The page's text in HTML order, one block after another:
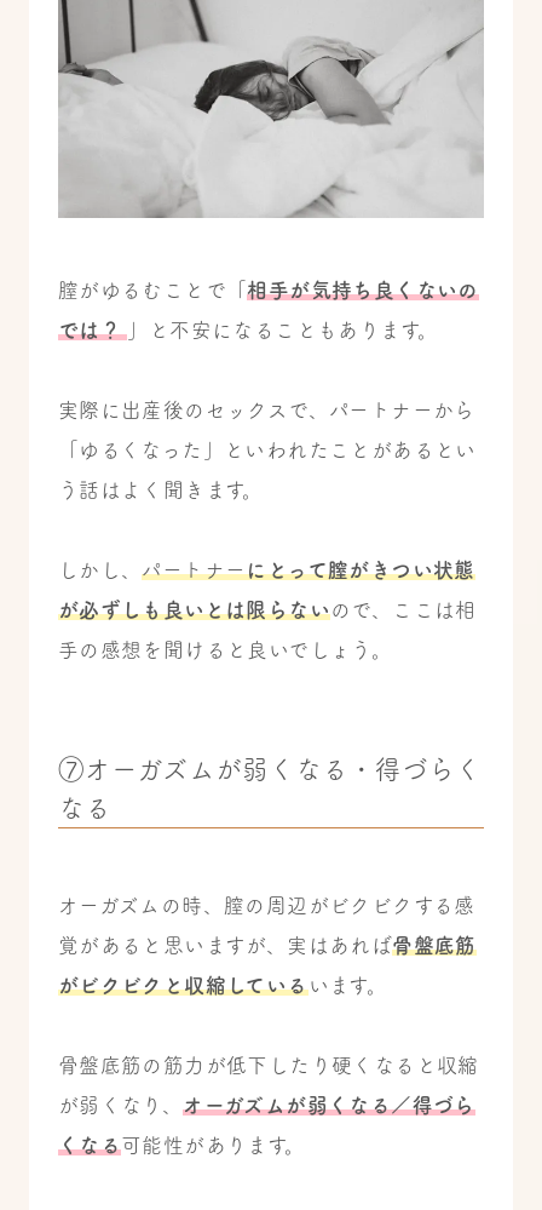
膣がゆるむことで「相手が気持ち良くないの
では？ 」と不安になることもあります。
実際に出産後のセックスで、パートナーから
「ゆるくなった」といわれたことがあるとい
う話はよく聞きます。
しかし、パートナーにとって膣がきつい状態
が必ずしも良いとは限らないので、ここは相
手の感想を聞けると良いでしょう。
⑦オーガズムが弱くなる・得づらく
なる
オーガズムの時、膣の周辺がビクビクする感
覚があると思いますが、実はあれば骨盤底筋
がビクビクと収縮しているいます。
骨盤底筋の筋力が低下したり硬くなると収縮
が弱くなり、オーガズムが弱くなる／得づら
くなる可能性があります。